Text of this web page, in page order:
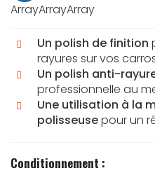
ArrayArrayArray
Un polish de finition
rayures sur vos
Un polish anti-
professionnelle au
Une utilisation à la
polisseusepour un
Conditionnement :